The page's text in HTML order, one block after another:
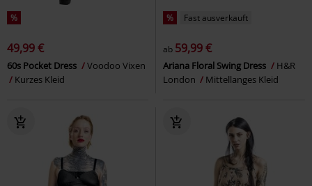
%
49,99 €
60s Pocket Dress
Voodoo Vixen
Kurzes Kleid
% Fast ausverkauft
ab 59,99 €
Ariana Floral Swing Dress
H&R
London
Mittellanges Kleid